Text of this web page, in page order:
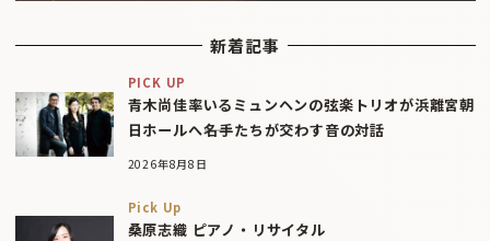
新着記事
PICK UP
青木尚佳率いるミュンヘンの弦楽トリオが浜離宮朝
日ホールへ――名手たちが交わす音の対話
2026年8月8日
Pick Up
桑原志織 ピアノ・リサイタル